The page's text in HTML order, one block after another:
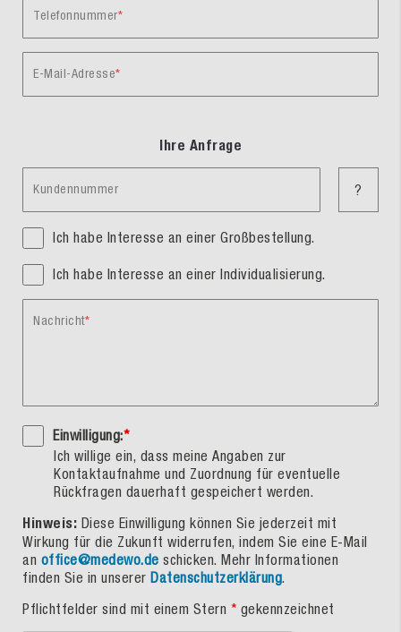
Telefonnummer
E-Mail-Adresse
Ihre Anfrage
Kundennummer ?
Ich habe Interesse an einer Großbestellung.
Ich habe Interesse an einer Individualisierung.
Nachricht
Einwilligung:*
Ich willige ein, dass meine Angaben zur
Kontaktaufnahme und Zuordnung für eventuelle
Rückfragen dauerhaft gespeichert werden.
Hinweis: Diese Einwilligung können Sie jederzeit mit
Wirkung für die Zukunft widerrufen, indem Sie eine E-Mail
an office@medewo.de schicken. Mehr Informationen
finden Sie in unserer Datenschutzerklärung.
Pflichtfelder sind mit einem Stern * gekennzeichnet